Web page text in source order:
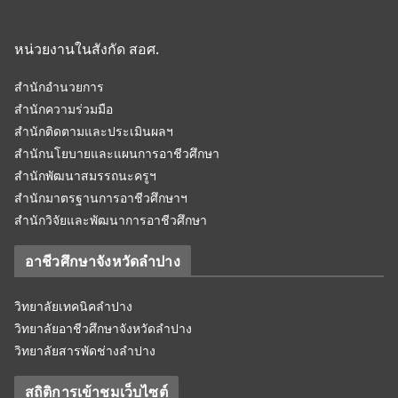
หน่วยงานในสังกัด สอศ.
สำนักอำนวยการ
สำนักความร่วมมือ
สำนักติดตามและประเมินผลฯ
สำนักนโยบายและแผนการอาชีวศึกษา
สำนักพัฒนาสมรรถนะครูฯ
สำนักมาตรฐานการอาชีวศึกษาฯ
สำนักวิจัยและพัฒนาการอาชีวศึกษา
อาชีวศึกษาจังหวัดลำปาง
วิทยาลัยเทคนิคลำปาง
วิทยาลัยอาชีวศึกษาจังหวัดลำปาง
วิทยาลัยสารพัดช่างลำปาง
สถิติการเข้าชมเว็บไซต์